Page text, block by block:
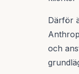
Därför
och